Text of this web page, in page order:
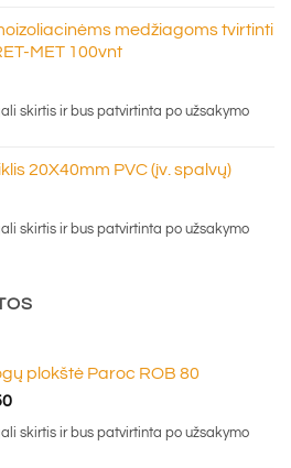
medžiagoms tvirtinti
MET 100vnt
skirtis ir bus patvirtinta po užsakymo
20X40mm PVC (įv. spalvų)
price
skirtis ir bus patvirtinta po užsakymo
plokštė Paroc ROB 80
Price
range:
skirtis ir bus patvirtinta po užsakymo